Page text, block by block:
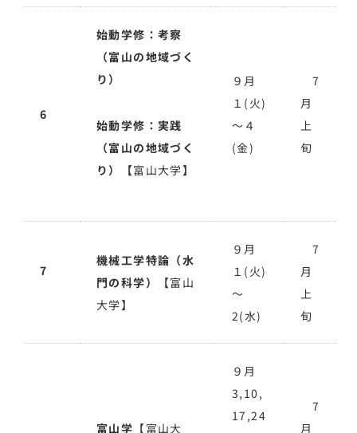
6
始動学修：考察
（富山の地域づく
り）
始動学修：実践
（富山の地域づく
り）【富山大学】
９月
１(火)
～４
(金)
7
月
上
旬
7
機械工学特論（水
門の科学）
【富山
大学】
９月
１(火)
～
2(水)
7
月
上
旬
富山学 【富山大
９月
3,10,
17,24
7
月